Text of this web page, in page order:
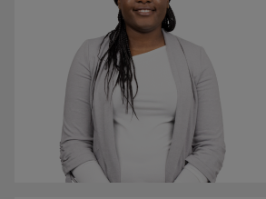
„Mir geht es darum, die Kinder
fördern, ich will sie wertschätzen und
Leben selbstbestimmt in die